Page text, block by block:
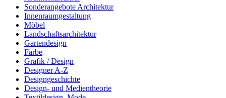
Sonderangebote Architektur
Innenraumgestaltung
Möbel
Landschaftsarchitektur
Gartendesign
Farbe
Grafik / Design
Designer A-Z
Designgeschichte
Design- und Medientheorie